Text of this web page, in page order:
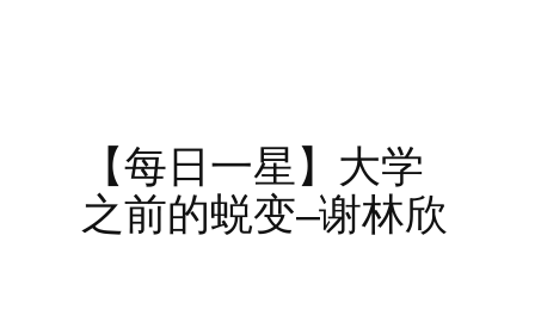
【每日一星】大学
之前的蜕变–谢林欣